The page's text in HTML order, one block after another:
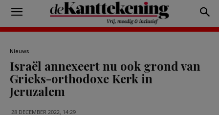
Nieuws
Israël annexeert nu ook grond van
Grieks-orthodoxe Kerk in
Jeruzalem
28 DECEMBER 2022, 14:29